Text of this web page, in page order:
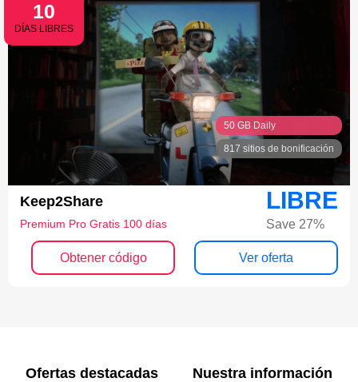
10
DÍAS LIBRES
50 GB Daily
817 sitios de bonificación
Keep2Share
Premium Pro Gratis 100 días
LIBRE
Save 27%
Obtener código Ver oferta
Ofertas destacadas Nuestra información